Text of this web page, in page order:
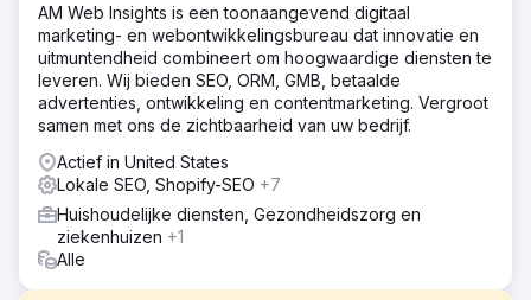
AM Web Insights is een toonaangevend digitaal
marketing- en webontwikkelingsbureau dat innovatie en
uitmuntendheid combineert om hoogwaardige diensten te
leveren. Wij bieden SEO, ORM, GMB, betaalde
advertenties, ontwikkeling en contentmarketing. Vergroot
samen met ons de zichtbaarheid van uw bedrijf.
Actief in United States
Lokale SEO, Shopify-SEO +7
Huishoudelijke diensten, Gezondheidszorg en
ziekenhuizen +1
Alle